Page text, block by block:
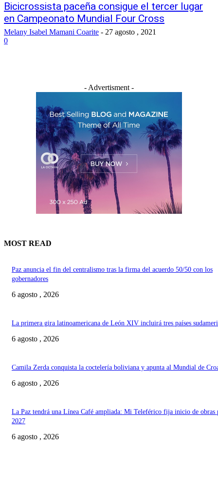
Bicicrossista paceña consigue el tercer lugar
en Campeonato Mundial Four Cross
Melany Isabel Mamani Coarite - 27 agosto , 2021
0
- Advertisment -
MOST READ
Paz anuncia el fin del centralismo tras la firma del acuerdo 50/50 con los
gobernadores
6 agosto , 2026
La primera gira latinoamericana de León XIV incluirá tres países
6 agosto , 2026
Camila Zerda conquista la coctelería boliviana y apunta al Mundial de
6 agosto , 2026
La Paz tendrá una Línea Café ampliada: Mi Teleférico fija inicio de obras
2027
6 agosto , 2026